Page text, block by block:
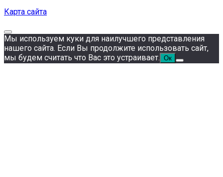
Карта сайта
Мы используем куки для наилучшего представления
нашего сайта. Если Вы продолжите использовать сайт,
мы будем считать что Вас это устраивает. Ок